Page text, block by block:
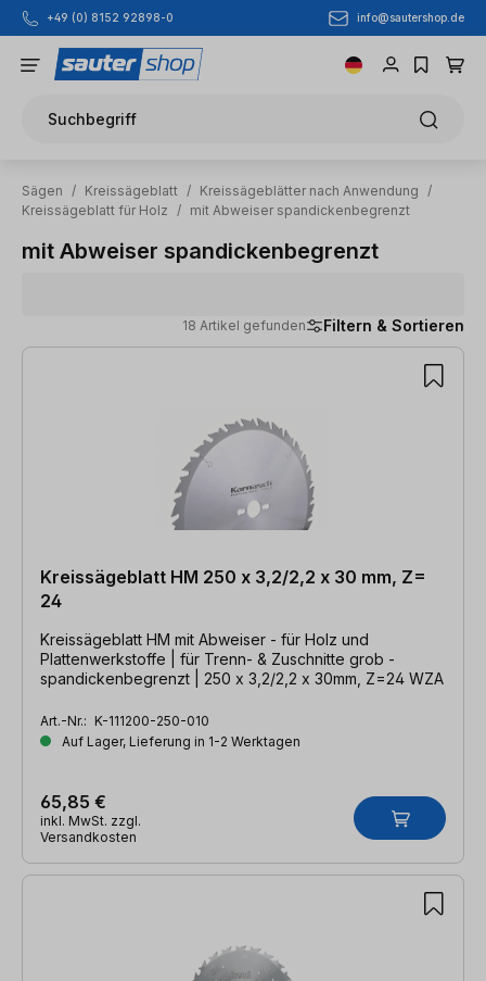
Zum Hauptinhalt springen
+49 (0) 8152 92898-0 info@sautershop.de
Suchbegriff
Sägen / Kreissägeblatt / Kreissägeblätter nach Anwendung
/
Kreissägeblatt für Holz
/ mit Abweiser spandickenbegrenzt
mit Abweiser spandickenbegrenzt
18 Artikel gefunden Filtern & Sortieren
18 Artikel gefunden
Kreissägeblatt HM 250 x 3,2/2,2 x 30 mm, Z=
24
Kreissägeblatt HM mit Abweiser - für Holz und
Plattenwerkstoffe | für Trenn- & Zuschnitte grob -
spandickenbegrenzt | 250 x 3,2/2,2 x 30mm, Z=24 WZA
Art.-Nr.: K-111200-250-010
Auf Lager, Lieferung in 1-2 Werktagen
65,85 €
inkl. MwSt. zzgl.
Versandkosten